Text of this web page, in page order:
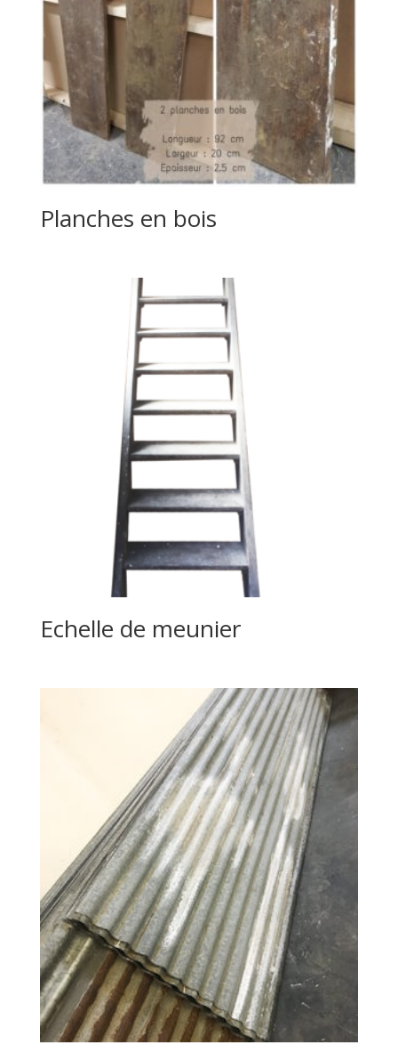
Planches en bois
Echelle de meunier